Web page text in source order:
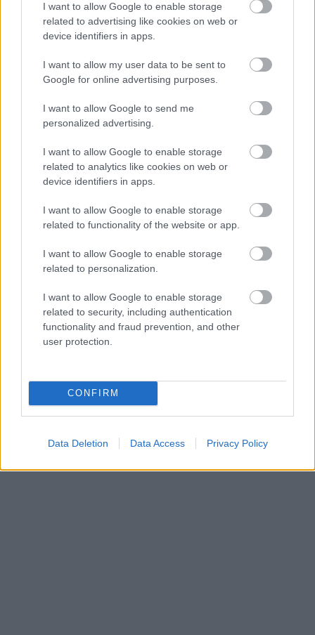
I want to allow Google to enable storage
related to advertising like cookies on web or
device identifiers in apps.
I want to allow my user data to be sent to
Google for online advertising purposes.
I want to allow Google to send me
personalized advertising.
I want to allow Google to enable storage
related to analytics like cookies on web or
device identifiers in apps.
I want to allow Google to enable storage
related to functionality of the website or app.
I want to allow Google to enable storage
related to personalization.
I want to allow Google to enable storage
related to security, including authentication
functionality and fraud prevention, and other
user protection.
CONFIRM
Data Deletion Data Access Privacy Policy
PODCASTS
«Εγώ είμαι η ανάπηρη, αυτοί είναι οι μ***ες» –
με τον